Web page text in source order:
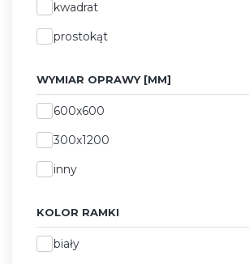
Kształt oprawy
kwadrat
prostokąt
WYMIAR OPRAWY [MM]
Wymiar oprawy [mm]
600x600
300x1200
inny
KOLOR RAMKI
Kolor ramki
biały